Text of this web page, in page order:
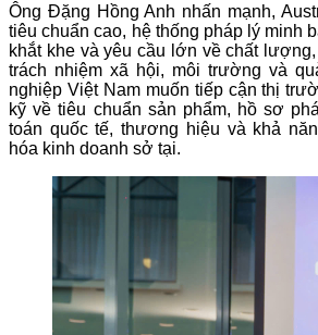
Ông Đặng Hồng Anh nhấn mạnh,
tiêu chuẩn cao, hệ thống pháp lý minh
khắt khe và yêu cầu lớn về chất
trách nhiệm xã hội, môi trường và
nghiệp Việt Nam muốn tiếp cận thị
kỹ về tiêu chuẩn sản phẩm, hồ sơ
toán quốc tế, thương hiệu và khả
hóa kinh doanh sở tại.